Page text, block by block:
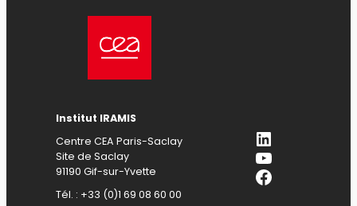
Institut IRAMIS
Centre CEA Paris-Saclay
Site de Saclay
91190 Gif-sur-Yvette
Tél. : +33 (0)1 69 08 60 00
LinkedIn
YouTube
Facebook